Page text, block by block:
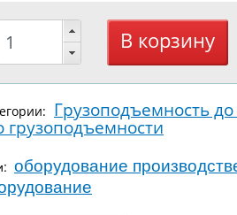
Грузоподъемность до
грузоподъемности
оборудование